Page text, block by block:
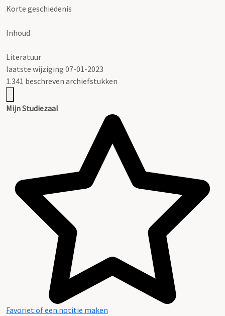
Korte geschiedenis
Inhoud
Literatuur
laatste wijziging 07-01-2023
1.341 beschreven archiefstukken
Mijn Studiezaal
Favoriet of een notitie maken